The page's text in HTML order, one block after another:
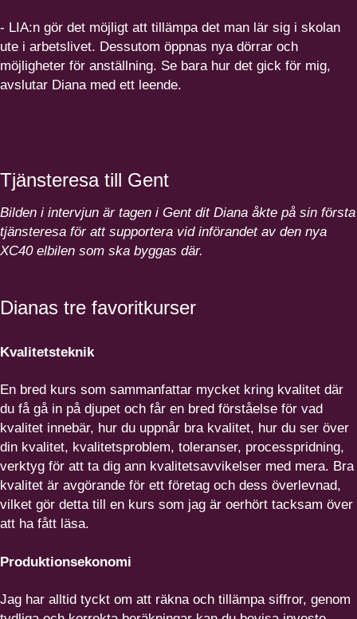
- LIA:n gör det möjligt att tillämpa det man lär sig i skolan
ute i arbetslivet. Dessutom öppnas nya dörrar och
möjligheter för anställning. Se bara hur det gick för mig,
avslutar Diana med ett leende.
Tjänsteresa till Gent
Bilden i intervjun är tagen i Gent dit Diana åkte på sin första
tjänsteresa för att supportera vid införandet av den nya
XC40elbilen som ska byggas där.
Dianas tre favoritkurser
Kvali­tets­teknik
En bred kurs som samman­fattar mycket kring kvalitet där
du få gå in på djupet och får en bred förståelse för vad
kvalitet innebär, hur du uppnår bra kvalitet, hur du ser över
din kvalitet, kvali­tets­problem, toleranser, proces­spridning,
verktyg för att ta dig ann kvali­tets­av­vi­kelser med mera. Bra
kvalitet är avgörande för ett företag och dess överlevnad,
vilket gör detta till en kurs som jag är oerhört tacksam över
att ha fått läsa.
Produk­tions­e­konomi
Jag har alltid tyckt om att räkna och tillämpa siffror, genom